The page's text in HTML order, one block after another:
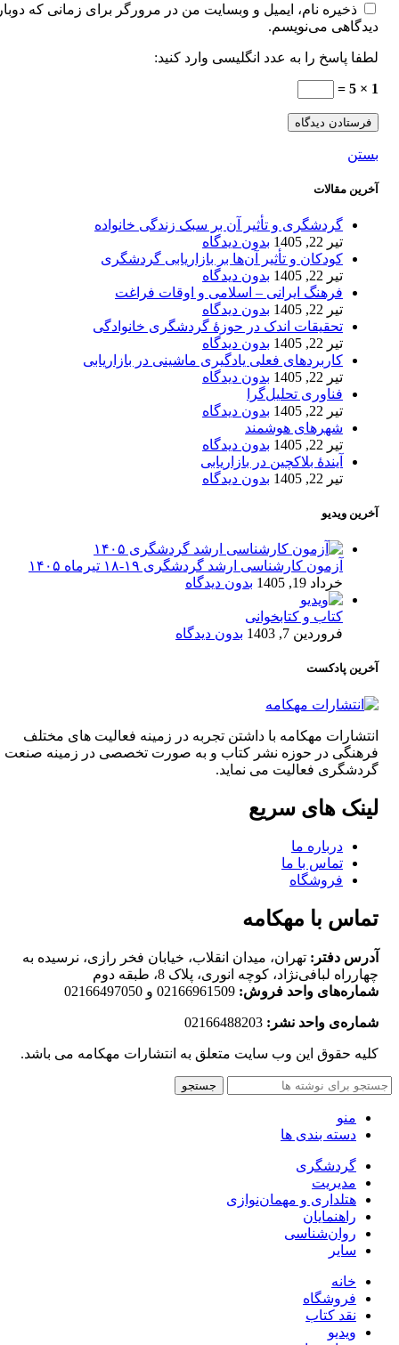
ذخیره نام، ایمیل و وبسایت من در مرورگر برای زمانی که
دیدگاهی می‌نویسم.
لطفا پاسخ را به عدد انگلیسی وارد کنید:
1 × 5 =
بستن
آخرین مقالات
گردشگری و تأثیر آن بر سبک زندگی خانواده
تیر 22, 1405
بدون دیدگاه
کودکان و تأثیر آن‌ها بر بازاریابی گردشگری
تیر 22, 1405
بدون دیدگاه
فرهنگ ایرانی – اسلامی و اوقات فراغت
تیر 22, 1405
بدون دیدگاه
تحقیقات اندک در حوزۀ گردشگری خانوادگی
تیر 22, 1405
بدون دیدگاه
کاربردهای فعلی یادگیری ماشینی در بازاریابی
تیر 22, 1405
بدون دیدگاه
فناوری تحلیل‌گرا
تیر 22, 1405
بدون دیدگاه
شهرهای هوشمند
تیر 22, 1405
بدون دیدگاه
آیندۀ بلاکچین در بازاریابی
تیر 22, 1405
بدون دیدگاه
آخرین ویدیو
آزمون کارشناسی ارشد گردشگری ۱۹-۱۸ تیرماه ۱۴۰۵
خرداد 19, 1405
بدون دیدگاه
کتاب و کتابخوانی
فروردین 7, 1403
بدون دیدگاه
آخرین پادکست
انتشارات مهکامه با داشتن تجربه در زمینه فعالیت های مختلف
فرهنگی در حوزه نشر کتاب و به صورت تخصصی در زمینه صنعت
گردشگری فعالیت می نماید.
لینک های سریع
درباره ما
تماس با ما
فروشگاه
تماس با مهکامه
آدرس دفتر: تهران، میدان انقلاب، خیابان فخر رازی، نرسیده به
چهارراه لبافی‌نژاد، کوچه انوری، پلاک 8، طبقه دوم
شماره‌های واحد فروش: 02166961509 و 02166497050
شماره‌‌ی واحد نشر:
کلیه حقوق این وب سایت متعلق به انتشارات مهکامه می باشد.
جستجو
منو
دسته بندی ها
گردشگری
مدیریت
هتلداری و مهمان‌نوازی
راهنمایان
روان‌شناسی
سایر
خانه
فروشگاه
نقد کتاب
ویدیو